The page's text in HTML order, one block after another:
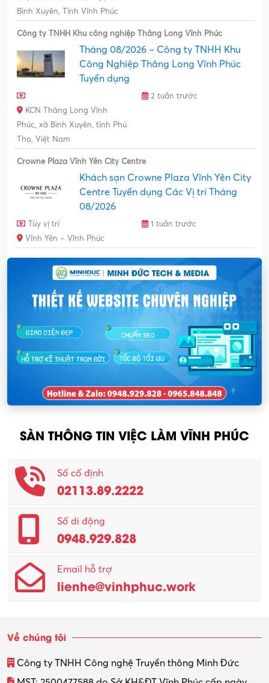
Bình Xuyên, Tỉnh Vĩnh Phúc
Công ty TNHH Khu công nghiệp Thăng Long Vĩnh Phúc
Tháng 08/2026 – Công ty TNHH Khu
Công Nghiệp Thăng Long Vĩnh Phúc
Tuyển dụng
2 tuần trước
KCN Thăng Long Vĩnh
Phúc, xã Bình Xuyên, tỉnh Phú
Thọ, Việt Nam
Crowne Plaza Vĩnh Yên City Centre
Khách sạn Crowne Plaza Vĩnh Yên City
Centre Tuyển dụng Các Vị trí Tháng
08/2026
Tùy vị trí
1 tuần trước
Vĩnh Yên – Vĩnh Phúc
SÀN THÔNG TIN VIỆC LÀM VĨNH PHÚC
Số cố định
02113.89.2222
Số di động
0948.929.828
Email hỗ trợ
lienhe@vinhphuc.work
Về chúng tôi
Công ty TNHH Công nghệ Truyền thông Minh Đức